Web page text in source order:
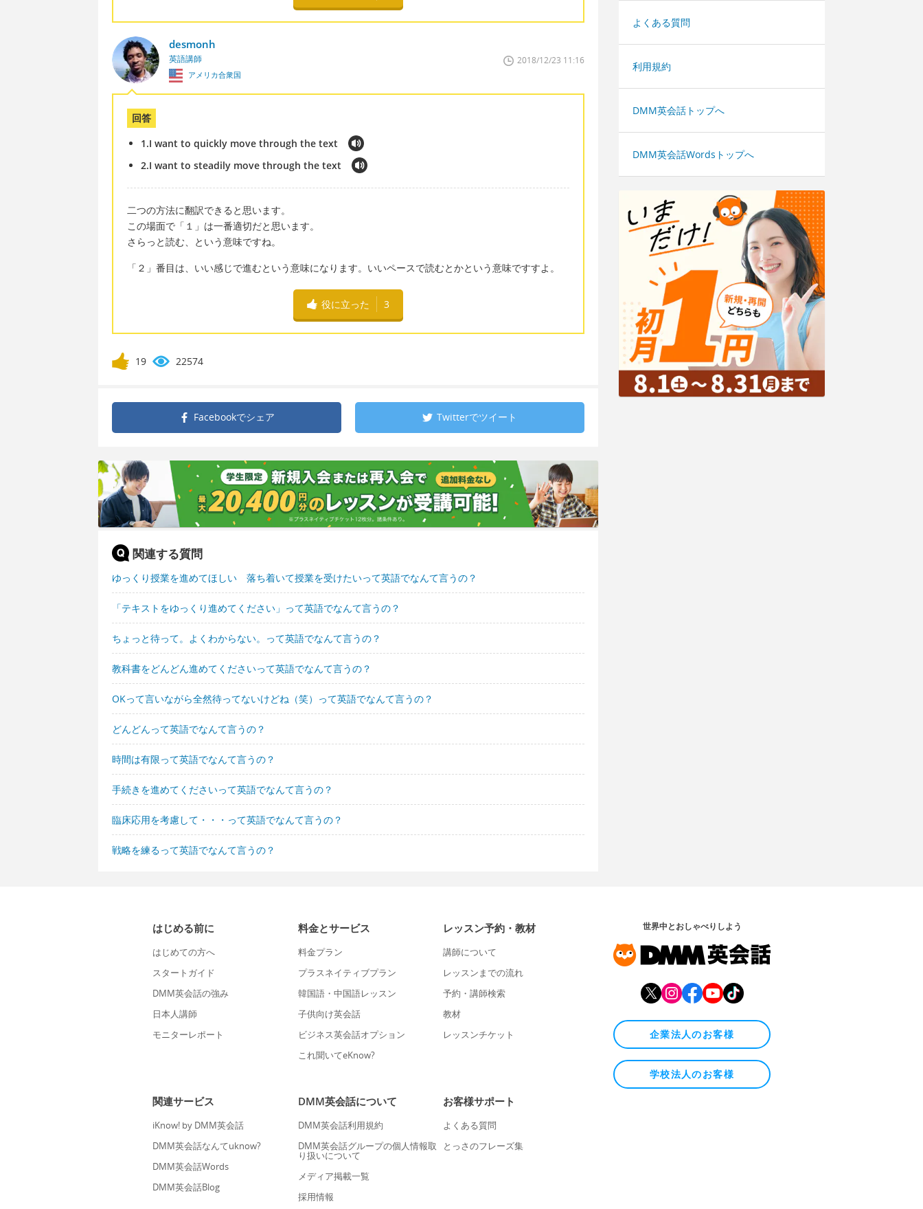
desmonh
英語講師
アメリカ合衆国
2018/12/23 11:16
回答
1.I want to quickly move through the text
2.I want to steadily move through the text
二つの方法に翻訳できると思います。
この場面で「１」は一番適切だと思います。
さらっと読む、という意味ですね。
「２」番目は、いい感じで進むという意味になります。いいペースで読むとかという意味ですすよ。
役に立った 3
19 22574
Facebookでシェア Twitterでツイート
関連する質問
ゆっくり授業を進めてほしい 落ち着いて授業を受けたいって英語でなんて言うの？
「テキストをゆっくり進めてください」って英語でなんて言うの？
ちょっと待って。よくわからない。って英語でなんて言うの？
教科書をどんどん進めてくださいって英語でなんて言うの？
OKって言いながら全然待ってないけどね（笑）って英語でなんて言うの？
どんどんって英語でなんて言うの？
時間は有限って英語でなんて言うの？
手続きを進めてくださいって英語でなんて言うの？
臨床応用を考慮して・・・って英語でなんて言うの？
戦略を練るって英語でなんて言うの？
よくある質問
利用規約
DMM英会話トップへ
DMM英会話Wordsトップへ
はじめる前に
はじめての方へ
スタートガイド
DMM英会話の強み
日本人講師
モニターレポート
料金とサービス
料金プラン
プラスネイティブプラン
韓国語・中国語レッスン
子供向け英会話
ビジネス英会話オプション
これ聞いてeKnow?
レッスン予約・教材
講師について
レッスンまでの流れ
予約・講師検索
教材
レッスンチケット
関連サービス
iKnow! by DMM英会話
DMM英会話なんてuknow?
DMM英会話Words
DMM英会話Blog
DMM英会話について
DMM英会話利用規約
DMM英会話グループの個人情報取
り扱いについて
メディア掲載一覧
採用情報
お客様サポート
よくある質問
とっさのフレーズ集
世界中とおしゃべりしよう
企業法人のお客様
学校法人のお客様